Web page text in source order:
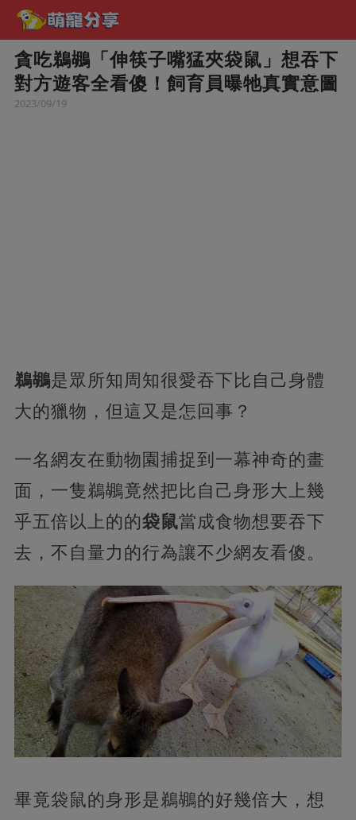
貪吃鵜鶘「伸筷子嘴猛夾袋鼠」想吞下
對方遊客全看傻！飼育員曝牠真實意圖
2023/09/19
鵜鶘是眾所知周知很愛吞下比自己身體
大的獵物，但這又是怎回事？
一名網友在動物園捕捉到一幕神奇的畫
面，一隻鵜鶘竟然把比自己身形大上幾
乎五倍以上的的袋鼠當成食物想要吞下
去，不自量力的行為讓不少網友看傻。
畢竟袋鼠的身形是鵜鶘的好幾倍大，想